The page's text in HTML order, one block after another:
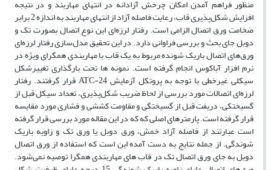
منظور فراهم آمدن امکان چرخش آزادانه در انتهای مهاربند و در نتیجه
افزایش شکل‌پذیری قاب، رعایت فاصله آزاد از انتهای مهاربند به اندازه 2 برابر
ضخامت ورق اتصال الزامی است. رفتار لرزه‌ای این نوع اتصال بصورت تک و
دوبل جای بحث و بررسی فراوانی دارد. در این تحقیق مدل‌سازی رفتار لرزه‌ای
ورق‌های اتصال باریک شونده مربوط به یک قاب با مهاربندی همگرای ویژه در
نرم افزار آباکوس انجام گرفته است. نمونه ها تحت بارگذاری تغییرشکل
سیکلی غیرخطی با توجه به پروتکل آزمایش ATC-24 قرار گرفتند. رفتار
لرزه‌ای اتصالات مورد بررسی از لحاظ ضریب شکل‌پذیری، تعداد سیکل قبل از
گسیختکی، دریفت قبل از گسیختگی و مقاومت کششی و فشاری مورد مقایسه
قرار گرفته است. پارمترهای اصلی که که در این مقاله مورد بررسی قرار گرفته
است عبارتند از فاصله آزاد خمش، ورق دوبل یا ورق تک و زاویه باریک
شوندگی. از جمله نتایج به دست آمده این است که استفاده از ورق اتصال
دوبل به جای ورق اتصال تک در قاب های مهاربندی همگرا توصیه نمی‌شود.